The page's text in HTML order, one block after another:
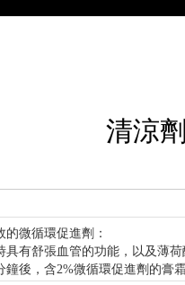
清涼
的微循環促進劑：
具有舒張血管的功能，以及薄荷
鐘後，含2%微循環促進劑的膏